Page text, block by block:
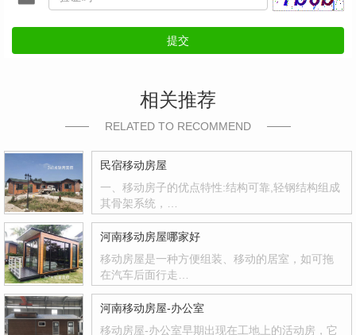
提交
相关推荐
RELATED TO RECOMMEND
民宿移动房屋
一、移动房子的优点特性:结构可靠,轻钢结构组成
其骨架系统，…
河南移动房屋哪家好
移动房屋是一种方便组装、移动的居室，如可拖
在汽车后面行走…
河南移动房屋-办公室
移动房屋-办公室早期出现在工地上的活动房，它